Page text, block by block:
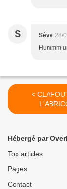
S Sève 28/
Hummm
< CLAFOUTIS A
Hébergé par
Top articles
Pages
Contact